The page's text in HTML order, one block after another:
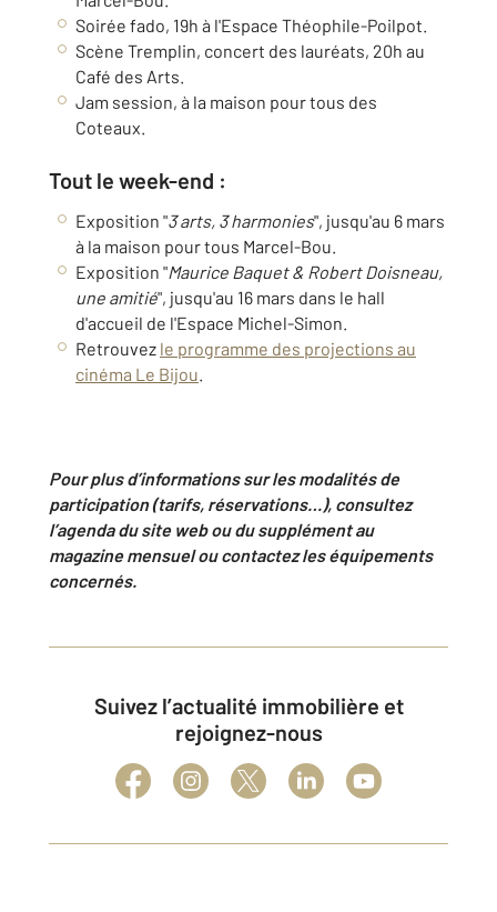
Soirée fado, 19h à l'Espace Théophile-Poilpot.
Scène Tremplin, concert des lauréats, 20h au
Café des Arts.
Jam session, à la maison pour tous des
Coteaux.
Tout le week-end :
Exposition "3 arts, 3 harmonies", jusqu'au 6 mars
à la maison pour tous Marcel-Bou.
Exposition "Maurice Baquet & Robert Doisneau,
une amitié", jusqu'au 16 mars dans le hall
d'accueil de l'Espace Michel-Simon.
Retrouvez le programme des projections au
cinéma Le Bijou
Pour plus d’informations sur les modalités de
participation (tarifs, réservations…), consultez
l’agenda du site web ou du supplément au
magazine mensuel ou contactez les équipements
concernés.
Suivez l’actualité immobilière et
rejoignez-nous